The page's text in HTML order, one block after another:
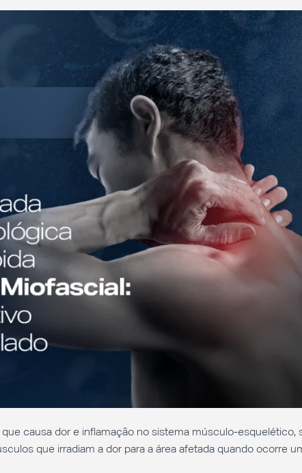
causa dor e inflamação no sistema músculo-esquelético,
que irradiam a dor para a área afetada quando ocorre